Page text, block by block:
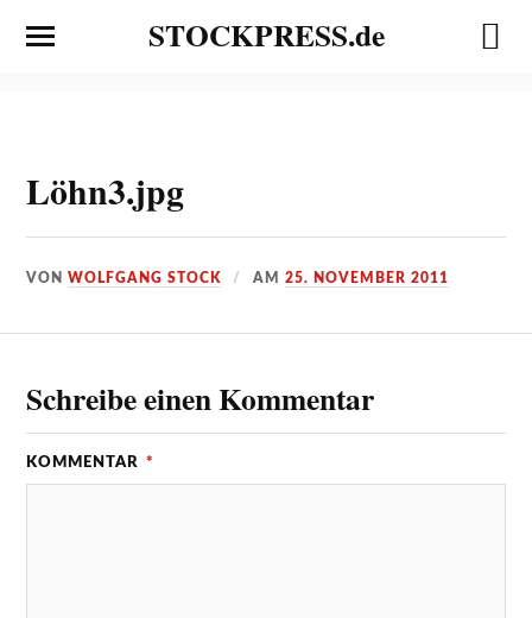
STOCKPRESS.de
Löhn3.jpg
VONWOLFGANG STOCK AM25. NOVEMBER 2011
Schreibe einen Kommentar
KOMMENTAR *